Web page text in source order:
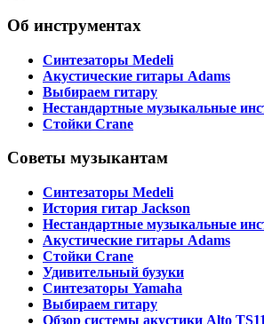
Об инструментах
Синтезаторы Мedeli
Акустические гитары Adams
Выбираем гитару
Нестандартные музыкальные
Стойки Crane
Советы музыкантам
Синтезаторы Мedeli
История гитар Jackson
Нестандартные музыкальные
Акустические гитары Adams
Стойки Crane
Удивительный бузуки
Синтезаторы Yamaha
Выбираем гитару
Обзор системы акустики Alto